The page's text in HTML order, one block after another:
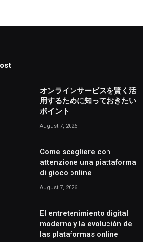
オンラインサービスを賢く活
用するために知っておきたい
ポイント
August 7, 2026
Come scegliere con
attenzione una piattaforma
di gioco online
August 7, 2026
El entretenimiento digital
moderno y la evolución de
las plataformas online